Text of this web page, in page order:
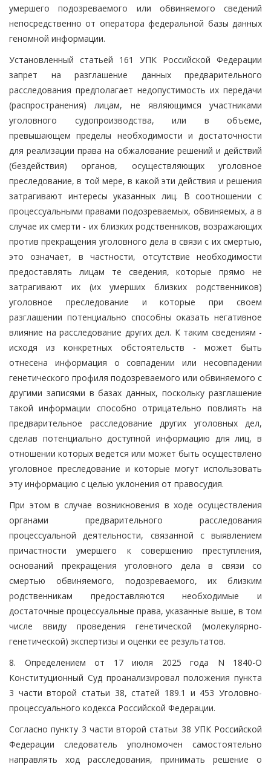
умершего подозреваемого или обвиняемого сведений
непосредственно от оператора федеральной базы данных
геномной информации.
Установленный статьей 161 УПК Российской Федерации
запрет на разглашение данных предварительного
расследования предполагает недопустимость их передачи
(распространения) лицам, не являющимся участниками
уголовного судопроизводства, или в объеме,
превышающем пределы необходимости и достаточности
для реализации права на обжалование решений и действий
(бездействия) органов, осуществляющих уголовное
преследование, в той мере, в какой эти действия и решения
затрагивают интересы указанных лиц. В соотношении с
процессуальными правами подозреваемых, обвиняемых, а в
случае их смерти - их близких родственников, возражающих
против прекращения уголовного дела в связи с их смертью,
это означает, в частности, отсутствие необходимости
предоставлять лицам те сведения, которые прямо не
затрагивают их (их умерших близких родственников)
уголовное преследование и которые при своем
разглашении потенциально способны оказать негативное
влияние на расследование других дел. К таким сведениям -
исходя из конкретных обстоятельств - может быть
отнесена информация о совпадении или несовпадении
генетического профиля подозреваемого или обвиняемого с
другими записями в базах данных, поскольку разглашение
такой информации способно отрицательно повлиять на
предварительное расследование других уголовных дел,
сделав потенциально доступной информацию для лиц, в
отношении которых ведется или может быть осуществлено
уголовное преследование и которые могут использовать
эту информацию с целью уклонения от правосудия.
При этом в случае возникновения в ходе осуществления
органами предварительного расследования
процессуальной деятельности, связанной с выявлением
причастности умершего к совершению преступления,
оснований прекращения уголовного дела в связи со
смертью обвиняемого, подозреваемого, их близким
родственникам предоставляются необходимые и
достаточные процессуальные права, указанные выше, в том
числе ввиду проведения генетической (молекулярно-
генетической) экспертизы и оценки ее результатов.
8. Определением от 17 июля 2025 года N 1840-О
Конституционный Суд проанализировал положения пункта
3 части второй статьи 38, статей 189.1 и 453 Уголовно-
процессуального кодекса Российской Федерации.
Согласно пункту 3 части второй статьи 38 УПК Российской
Федерации следователь уполномочен самостоятельно
направлять ход расследования, принимать решение о